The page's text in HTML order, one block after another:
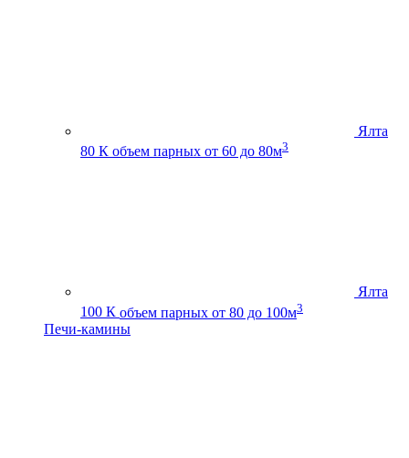
Ялта
80 К объем парных от 60 до 80м3
Ялта
100 К объем парных от 80 до 100м3
Печи-камины